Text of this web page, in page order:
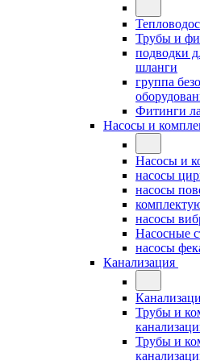
Трубы и
подводки
шланги
группа
Фитинги
Насосы и
Насосы и
насосы
насосы
насосы
Насосные
насосы
Канализация
Трубы и
Трубы и